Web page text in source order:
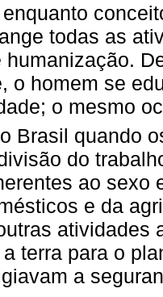
todas as
humanização.
o homem se
o mesmo
Brasil quando
do
ao sexo
e da
atividades
terra para o
a